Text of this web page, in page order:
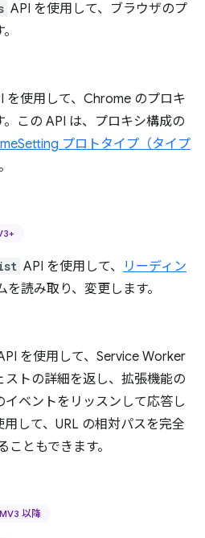
API を使用して、ブラウザのプ
を使用して、Chrome のプロキ
この API は、プロキシ構成の
プロトタイプ（タイプ
API を使用して、
リーディン
を読み取り、変更します。
を使用して、Service Worker
ストの詳細を返し、拡張機能の
イベントをリッスンして応答し
用して、URL の相対パスを完全
こともできます。
MV3 以降